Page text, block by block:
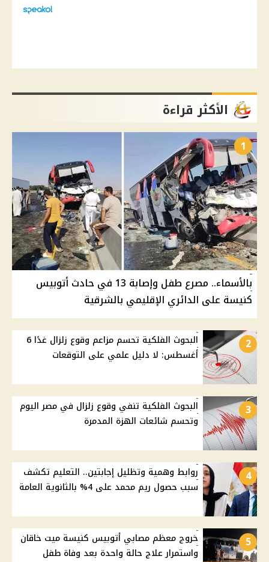
الأكثر قراءة
1
بالأسماء.. مصرع طفل وإصابة 13 في حادث أتوبيس
كنيسة على الدائري الإقليمي بالشرقية
2
البحوث الفلكية تحسم مزاعم وقوع زلزال غدًا 6
أغسطس: لا دليل علمي على التوقعات
3
البحوث الفلكية تنفي وقوع زلزال في مصر اليوم
وتحسم شائعات الهزة المدمرة
4
روابط وهمية وتظليل إجابتين.. التعليم تكشف
سبب حصول ريم محمد على 4% بالثانوية العامة
5
خروج معظم مصابي أتوبيس كنيسة ميت خاقان
واستمرار علاج حالة واحدة بعد وفاة طفل